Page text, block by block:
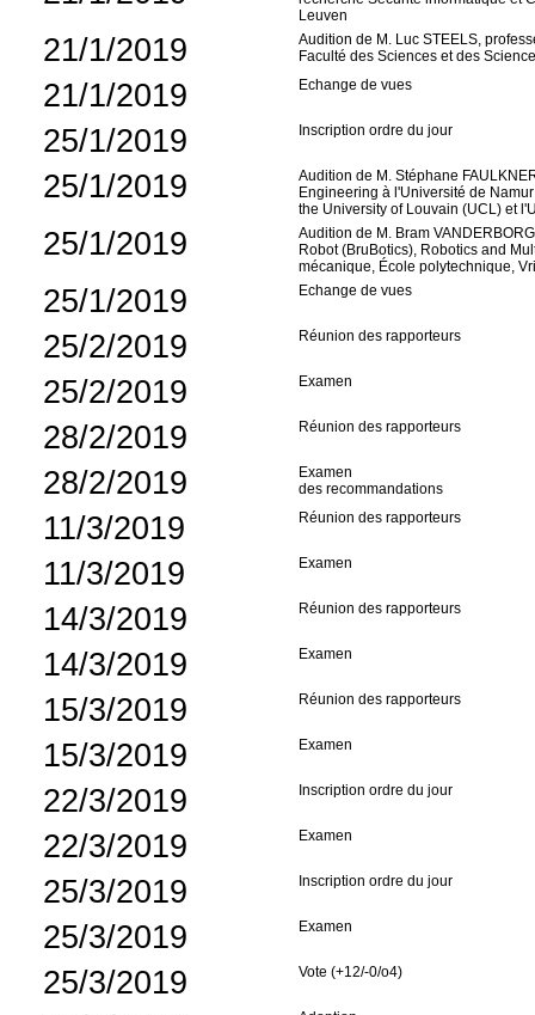
Leuven
21/1/2019
Audition de M. Luc STEELS,
Faculté des Sciences et des
21/1/2019 Echange de vues
25/1/2019 Inscription ordre du jour
25/1/2019
Audition de M. Stéphane
Engineering à l'Université de
the University of Louvain (UCL) et
25/1/2019
Audition de M. Bram
Robot (BruBotics), Robotics and
mécanique, École polytechnique,
25/1/2019 Echange de vues
25/2/2019 Réunion des rapporteurs
25/2/2019 Examen
28/2/2019 Réunion des rapporteurs
28/2/2019
Examen
des recommandations
11/3/2019 Réunion des rapporteurs
11/3/2019 Examen
14/3/2019 Réunion des rapporteurs
14/3/2019 Examen
15/3/2019 Réunion des rapporteurs
15/3/2019 Examen
22/3/2019 Inscription ordre du jour
22/3/2019 Examen
25/3/2019 Inscription ordre du jour
25/3/2019 Examen
25/3/2019 Vote (+12/-0/o4)